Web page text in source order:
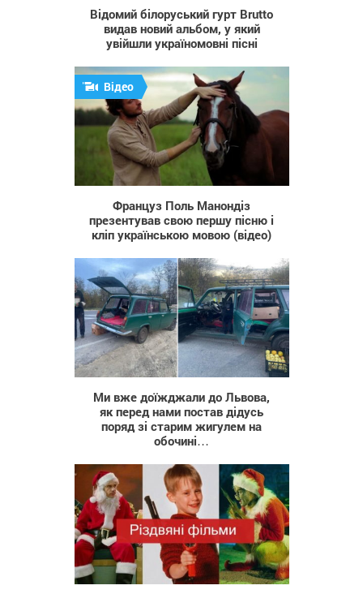
Відомий білоруський гурт Brutto
видав новий альбом, у який
увійшли україномовні пісні
49 850
Відео
Француз Поль Манондіз
презентував свою першу пісню і
кліп українською мовою (відео)
2 252
Ми вже доїжджали до Львова,
як перед нами постав дідусь
поряд зі старим жигулем на
обочині…
3 168